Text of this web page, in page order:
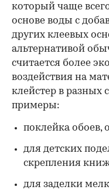
00:00 /
который чаще
основе воды с
других клеевых
альтернативой
считается более
воздействия на
клейстер в разных
примеры:
поклейка обоев,
для детских
скрепления
для заделки